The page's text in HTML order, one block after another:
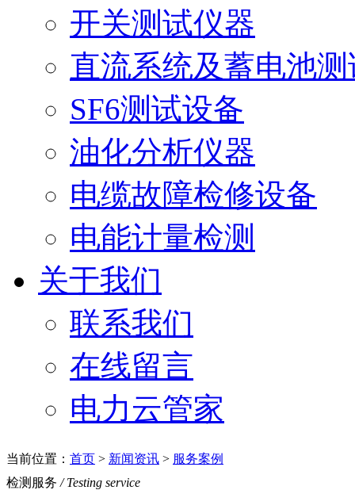
开关测试仪器
直流系统及蓄电池测
SF6测试设备
油化分析仪器
电缆故障检修设备
电能计量检测
关于我们
联系我们
在线留言
电力云管家
当前位置： 首页 > 新闻资讯 > 服务案例
检测服务 / Testing service